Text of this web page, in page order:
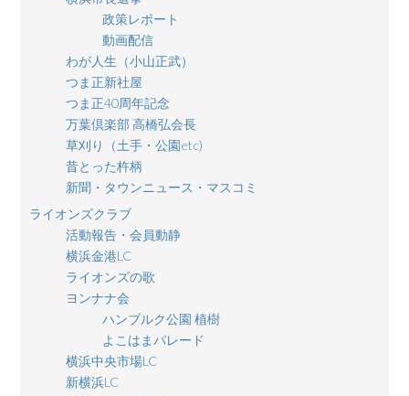
政策レポート
動画配信
わが人生（小山正武）
つま正新社屋
つま正40周年記念
万葉倶楽部 高橋弘会長
草刈り（土手・公園etc)
昔とった杵柄
新聞・タウンニュース・マスコミ
ライオンズクラブ
活動報告・会員動静
横浜金港LC
ライオンズの歌
ヨンナナ会
ハンブルク公園 植樹
よこはまパレード
横浜中央市場LC
新横浜LC